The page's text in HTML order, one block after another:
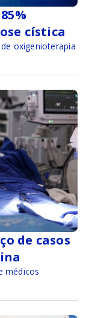
cística
oxigenioterapia
de casos
médicos